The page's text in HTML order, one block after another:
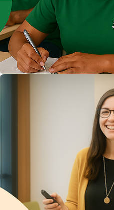
FORMAÇÃO DE DOCENTES
Qualifique os
escola
Capacitamos profissionais da
Contrate